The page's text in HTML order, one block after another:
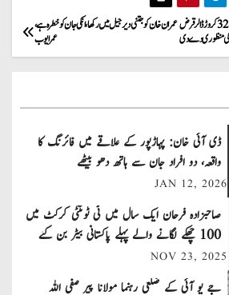
عمران خان کو جتنی دیر جیل میں رکھا، انکی جان کو خطرہ ہے،
عمر ایوب
ایشیائی ترقیاتی بینک نے پاکستان کیلئے 32 کروڑ ڈالر قرض
منظوری دے دی
ڈی آئی خان: پہاڑپور کے علاقے میں فائرنگ کا
واقعہ، دو افراد جان سے ہاتھ دھو بیٹھے
JAN 12, 2026
صاحبزادہ فرحان ایک سال میں ٹی ٹوئنٹی کرکٹ میں
100 چھکے لگانے والے پہلے پاکستانی بیٹر بن گئے
NOV 23,
جے یو آئی کے ضلعی رہنما مولانا پیر صفی اللہ